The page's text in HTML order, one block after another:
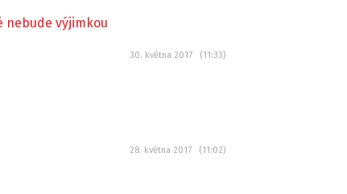
nebude výjimkou
30. května 2017 (11:33)
28. května 2017 (11:02)